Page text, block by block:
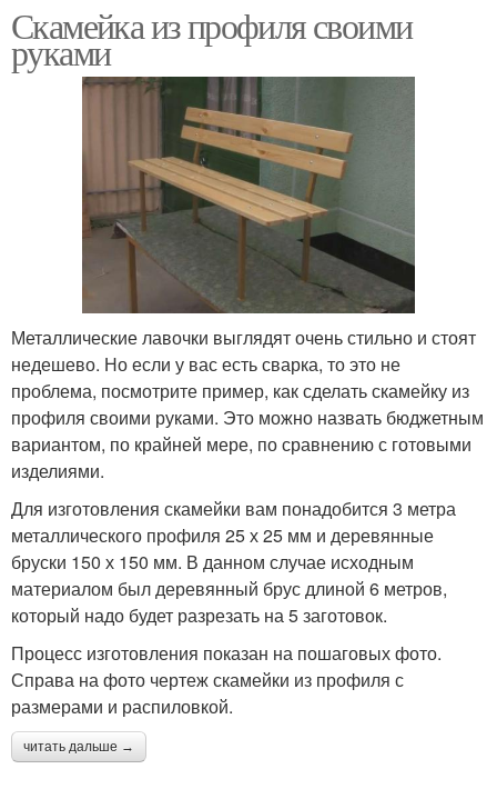
Скамейка из профиля своими
руками
Металлические лавочки выглядят очень стильно и стоят
недешево. Но если у вас есть сварка, то это не
проблема, посмотрите пример, как сделать скамейку из
профиля своими руками. Это можно назвать бюджетным
вариантом, по крайней мере, по сравнению с готовыми
изделиями.
Для изготовления скамейки вам понадобится 3 метра
металлического профиля 25 х 25 мм и деревянные
бруски 150 х 150 мм. В данном случае исходным
материалом был деревянный брус длиной 6 метров,
который надо будет разрезать на 5 заготовок.
Процесс изготовления показан на пошаговых фото.
Справа на фото чертеж скамейки из профиля с
размерами и распиловкой.
читать дальше →